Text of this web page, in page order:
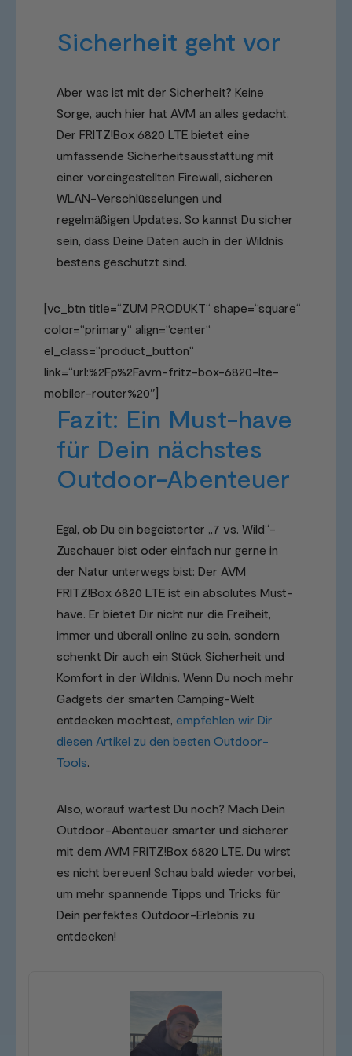
Sicherheit geht vor
Aber was ist mit der Sicherheit? Keine
Sorge, auch hier hat AVM an alles gedacht.
Der FRITZ!Box 6820 LTE bietet eine
umfassende Sicherheitsausstattung mit
einer voreingestellten Firewall, sicheren
WLAN-Verschlüsselungen und
regelmäßigen Updates. So kannst Du sicher
sein, dass Deine Daten auch in der Wildnis
bestens geschützt sind.
[vc_btn title=“ZUM PRODUKT“ shape=“square“
color=“primary“ align=“center“
el_class=“product_button“
link=“url:%2Fp%2Favm-fritz-box-6820-lte-
mobiler-router%20″]
Fazit: Ein Must-have
für Dein nächstes
Outdoor-Abenteuer
Egal, ob Du ein begeisterter „7 vs. Wild“-
Zuschauer bist oder einfach nur gerne in
der Natur unterwegs bist: Der AVM
FRITZ!Box 6820 LTE ist ein absolutes Must-
have. Er bietet Dir nicht nur die Freiheit,
immer und überall online zu sein, sondern
schenkt Dir auch ein Stück Sicherheit und
Komfort in der Wildnis. Wenn Du noch mehr
Gadgets der smarten Camping-Welt
entdecken möchtest, empfehlen wir Dir
diesen Artikel zu den besten Outdoor-
Tools.
Also, worauf wartest Du noch? Mach Dein
Outdoor-Abenteuer smarter und sicherer
mit dem AVM FRITZ!Box 6820 LTE. Du wirst
es nicht bereuen! Schau bald wieder vorbei,
um mehr spannende Tipps und Tricks für
Dein perfektes Outdoor-Erlebnis zu
entdecken!